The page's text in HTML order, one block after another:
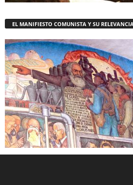
EL MANIFIESTO COMUNISTA Y SU